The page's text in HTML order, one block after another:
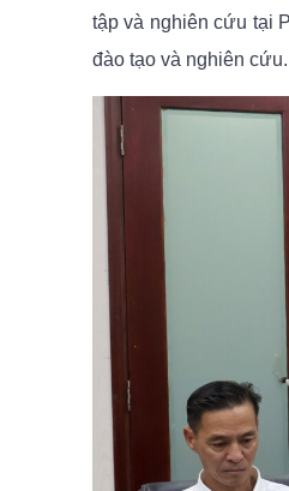
tập và nghiên cứu tại
đào tạo và nghiên cứu.